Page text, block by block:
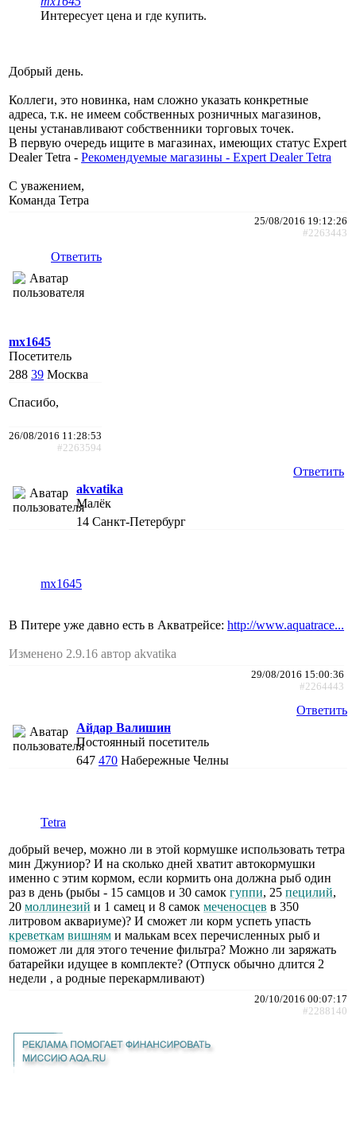
Интересует цена и где купить.
Добрый день.
Коллеги, это новинка, нам сложно указать конкретные
адреса, т.к. не имеем собственных розничных магазинов,
цены устанавливают собственники торговых точек.
В первую очередь ищите в магазинах, имеющих статус Expert
Dealer Tetra - Рекомендуемые магазины - Expert Dealer Tetra
С уважением,
Команда Тетра
25/08/2016 19:12:26
#2263443
Ответить
mx1645
Посетитель
288 39 Москва
Спасибо,
26/08/2016 11:28:53
#2263594
Ответить
akvatika
Малёк
14 Санкт-Петербург
mx1645
В Питере уже давно есть в Акватрейсе: http://www.aquatrace...
Изменено 2.9.16 автор akvatika
29/08/2016 15:00:36
#2264443
Ответить
Айдар Валишин
Постоянный посетитель
647 470 Набережные Челны
Tetra
добрый вечер, можно ли в этой кормушке использовать тетра
мин Джуниор? И на сколько дней хватит автокормушки
именно с этим кормом, если кормить она должна рыб один
раз в день (рыбы - 15 самцов и 30 самок гуппи, 25 пецилий,
20 моллинезий и 1 самец и 8 самок меченосцев в 350
литровом аквариуме)? И сможет ли корм успеть упасть
креветкам вишням и малькам всех перечисленных рыб и
поможет ли для этого течение фильтра? Можно ли заряжать
батарейки идущее в комплекте? (Отпуск обычно длится 2
недели , а родные перекармливают)
20/10/2016 00:07:17
#2288140